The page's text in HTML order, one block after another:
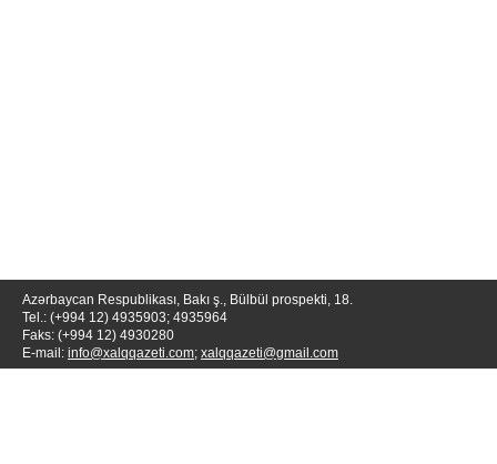
Azərbaycan Respublikası, Bakı ş., Bülbül prospekti, 18.
Tel.: (+994 12) 4935903; 4935964
Faks: (+994 12) 4930280
E-mail: info@xalqqazeti.com; xalqqazeti@gmail.com